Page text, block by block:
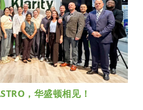
，华盛顿相见！